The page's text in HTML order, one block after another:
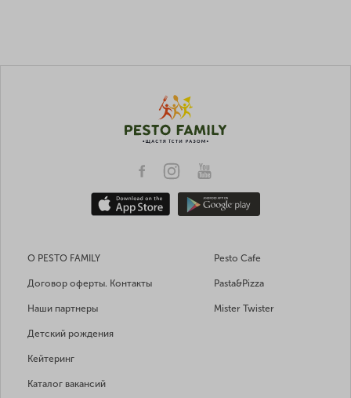
О PESTO FAMILY
Договор оферты. Контакты
Наши партнеры
Детский рождения
Кейтеринг
Каталог вакансий
Pesto Cafe
Pasta&Pizza
Mister Twister